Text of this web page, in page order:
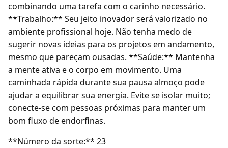
combinando uma tarefa com o carinho necessário.
**Trabalho:** Seu jeito inovador será valorizado no
ambiente profissional hoje. Não tenha medo de
sugerir novas ideias para os projetos em andamento,
mesmo que pareçam ousadas. **Saúde:** Mantenha
a mente ativa e o corpo em movimento. Uma
caminhada rápida durante sua pausa almoço pode
ajudar a equilibrar sua energia. Evite se isolar muito;
conecte-se com pessoas próximas para manter um
bom fluxo de endorfinas.
**Número da sorte:** 23